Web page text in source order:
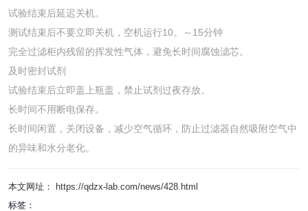
试验结束后延迟关机。
测试结束后不要立即关机，空机运行10。～15分钟
完全过滤柜内残留的挥发性气体，避免长时间腐蚀滤芯。
及时密封试剂
试验结束后立即盖上瓶盖，禁止试剂过夜存放。
长时间不用断电保存。
长时间闲置，关闭设备，减少空气循环，防止过滤器自然吸附空气中
的异味和水分老化。
本文网址： https://qdzx-lab.com/news/428.html
标签：